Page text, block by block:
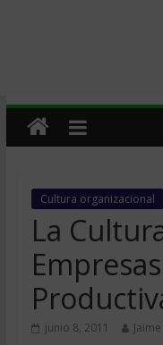
Cultura organizacional
La
junio 8, 2011